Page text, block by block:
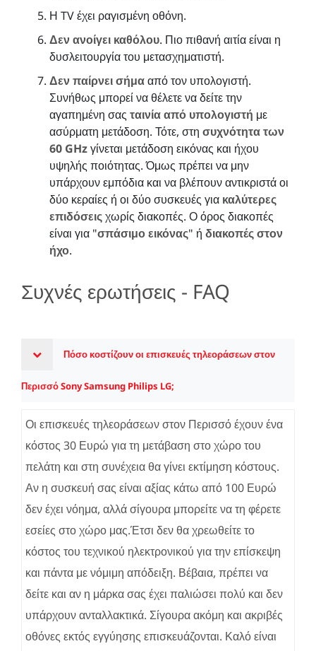
Η TV έχει ραγισμένη οθόνη.
Δεν ανοίγει καθόλου. Πιο πιθανή αιτία είναι η
δυσλειτουργία του μετασχηματιστή.
Δεν παίρνει σήμααπό τον υπολογιστή.
Συνήθως μπορεί να θέλετε να δείτε την
αγαπημένη σας ταινία από υπολογιστή με
ασύρματη μετάδοση. Τότε, στη συχνότητα των
60 GHzγίνεται μετάδοση εικόνας και ήχου
υψηλής ποιότητας. Όμως πρέπει να μην
υπάρχουν εμπόδια και να βλέπουν αντικριστά οι
δύο κεραίες ή οι δύο συσκευές για καλύτερες
επιδόσειςχωρίς διακοπές. Ο όρος διακοπές
είναι για "σπάσιμο εικόνας" ή διακοπές στον
ήχο.
Συχνές ερωτήσεις - FAQ
Πόσο κοστίζουν οι επισκευές τηλεοράσεων στον
Περισσό Sony Samsung Philips LG;
Οι επισκευές τηλεοράσεων στον Περισσό έχουν ένα
κόστος 30 Ευρώ για τη μετάβαση στο χώρο του
πελάτη και στη συνέχεια θα γίνει εκτίμηση κόστους.
Αν η συσκευή σας είναι αξίας κάτω από 100 Ευρώ
δεν έχει νόημα, αλλά σίγουρα μπορείτε να τη φέρετε
εσείες στο χώρο μας.Έτσι δεν θα χρεωθείτε το
κόστος του τεχνικού ηλεκτρονικού για την επίσκεψη
και πάντα με νόμιμη απόδειξη. Βέβαια, πρέπει να
δείτε και αν η μάρκα σας έχει παλιώσει πολύ και δεν
υπάρχουν ανταλλακτικά. Σίγουρα ακόμη και ακριβές
οθόνες εκτός εγγύησης επισκευάζονται. Καλό είναι